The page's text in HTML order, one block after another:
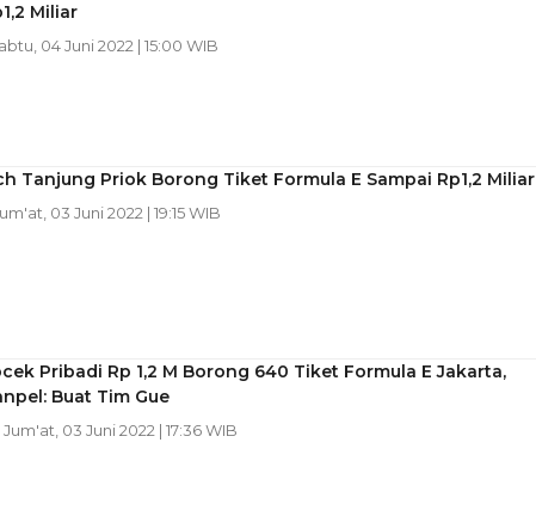
Miliar
04 Juni 2022 | 15:00 WIB
Tanjung Priok Borong Tiket Formula E Sampai Rp1,2 Miliar
03 Juni 2022 | 19:15 WIB
Pribadi Rp 1,2 M Borong 640 Tiket Formula E Jakarta,
Buat Tim Gue
Jum'at, 03 Juni 2022 | 17:36 WIB